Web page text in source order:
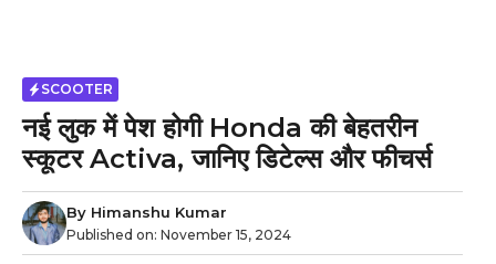
SCOOTER
नई लुक में पेश होगी Honda की बेहतरीन
स्कूटर Activa, जानिए डिटेल्स और फीचर्स
By Himanshu Kumar
Published on: November 15, 2024